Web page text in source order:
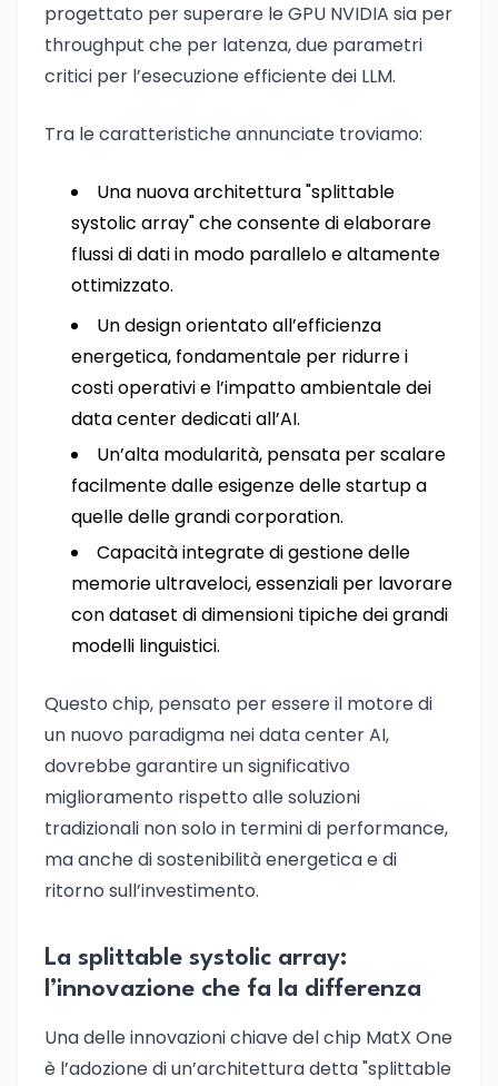
progettato per superare le GPU NVIDIA sia per
throughput che per latenza, due parametri
critici per l’esecuzione efficiente dei LLM.
Tra le caratteristiche annunciate troviamo:
Una nuova architettura "splittable
systolic array" che consente di elaborare
flussi di dati in modo parallelo e altamente
ottimizzato.
Un design orientato all’efficienza
energetica, fondamentale per ridurre i
costi operativi e l’impatto ambientale dei
data center dedicati all’AI.
Un’alta modularità, pensata per scalare
facilmente dalle esigenze delle startup a
quelle delle grandi corporation.
Capacità integrate di gestione delle
memorie ultraveloci, essenziali per lavorare
con dataset di dimensioni tipiche dei grandi
modelli linguistici.
Questo chip, pensato per essere il motore di
un nuovo paradigma nei data center AI,
dovrebbe garantire un significativo
miglioramento rispetto alle soluzioni
tradizionali non solo in termini di performance,
ma anche di sostenibilità energetica e di
ritorno sull’investimento.
La splittable systolic array:
l’innovazione che fa la differenza
Una delle innovazioni chiave del chip MatX One
è l’adozione di un’architettura detta "splittable